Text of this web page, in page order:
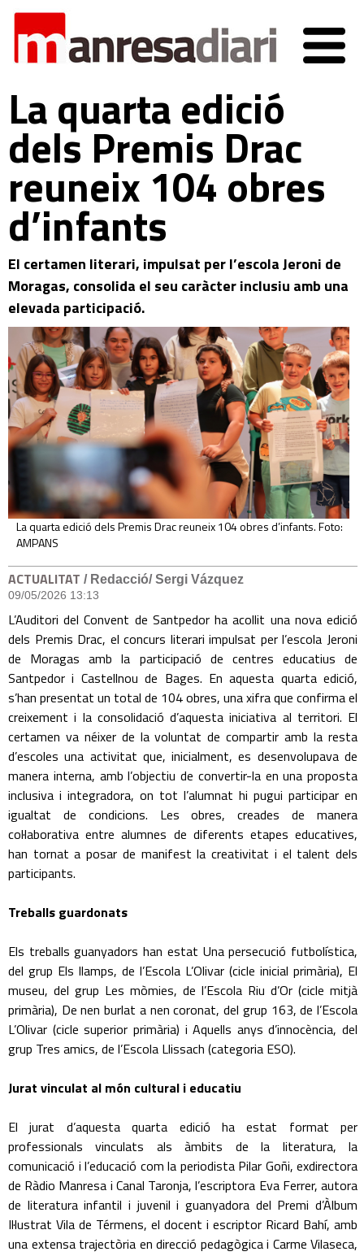
La quarta edició
dels Premis Drac
reuneix 104 obres
d’infants
El certamen literari, impulsat per l’escola Jeroni de
Moragas, consolida el seu caràcter inclusiu amb una
elevada participació.
La quarta edició dels Premis Drac reuneix 104 obres d’infants. Foto:
AMPANS
ACTUALITAT / Redacció/ Sergi Vázquez
09/05/2026 13:13
L’Auditori del Convent de Santpedor ha acollit una nova edició
dels Premis Drac, el concurs literari impulsat per l’escola Jeroni
de Moragas amb la participació de centres educatius de
Santpedor i Castellnou de Bages. En aquesta quarta edició,
s’han presentat un total de 104 obres, una xifra que confirma el
creixement i la consolidació d’aquesta iniciativa al territori. El
certamen va néixer de la voluntat de compartir amb la resta
d’escoles una activitat que, inicialment, es desenvolupava de
manera interna, amb l’objectiu de convertir-la en una proposta
inclusiva i integradora, on tot l’alumnat hi pugui participar en
igualtat de condicions. Les obres, creades de manera
col·laborativa entre alumnes de diferents etapes educatives,
han tornat a posar de manifest la creativitat i el talent dels
participants.
Treballs guardonats
Els treballs guanyadors han estat Una persecució futbolística,
del grup Els llamps, de l’Escola L’Olivar (cicle inicial primària), El
museu, del grup Les mòmies, de l’Escola Riu d’Or (cicle mitjà
primària), De nen burlat a nen coronat, del grup 163, de l’Escola
L’Olivar (cicle superior primària) i Aquells anys d’innocència, del
grup Tres amics, de l’Escola Llissach (categoria ESO).
Jurat vinculat al món cultural i educatiu
El jurat d’aquesta quarta edició ha estat format per
professionals vinculats als àmbits de la literatura, la
comunicació i l’educació com la periodista Pilar Goñi, exdirectora
de Ràdio Manresa i Canal Taronja, l’escriptora Eva Ferrer, autora
de literatura infantil i juvenil i guanyadora del Premi d’Àlbum
Il·lustrat Vila de Térmens, el docent i escriptor Ricard Bahí, amb
una extensa trajectòria en direcció pedagògica i Carme Vilaseca,